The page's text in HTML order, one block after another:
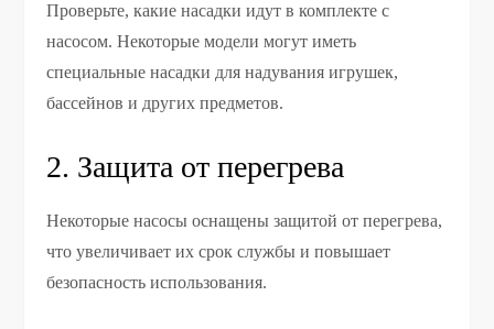
Проверьте, какие насадки идут в комплекте с
насосом. Некоторые модели могут иметь
специальные насадки для надувания игрушек,
бассейнов и других предметов.
2. Защита от перегрева
Некоторые насосы оснащены защитой от перегрева,
что увеличивает их срок службы и повышает
безопасность использования.